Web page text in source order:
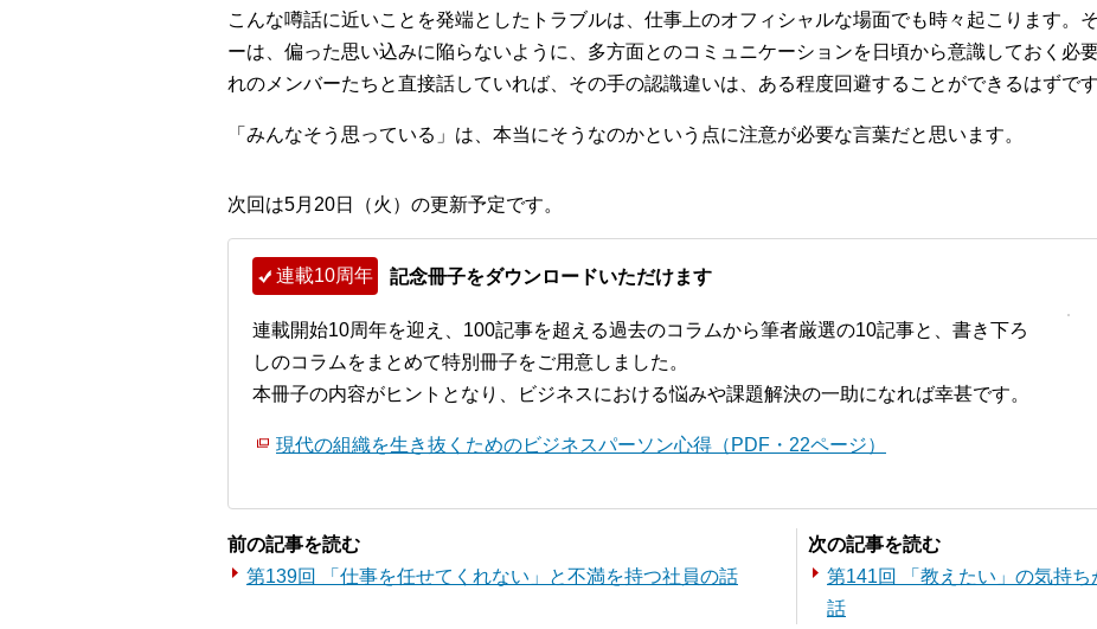
こんな噂話に近いことを発端としたトラブルは、仕事上のオフィシャルな場面でも時々起こります。
ーは、偏った思い込みに陥らないように、多方面とのコミュニケーションを日頃から意識しておく必
れのメンバーたちと直接話していれば、その手の認識違いは、ある程度回避することができるはずです
「みんなそう思っている」は、本当にそうなのかという点に注意が必要な言葉だと思います。
次回は5月20日（火）の更新予定です。
連載10周年 記念冊子をダウンロードいただけます
連載開始10周年を迎え、100記事を超える過去のコラムから筆者厳選の10記事と、書き下ろ
しのコラムをまとめて特別冊子をご用意しました。
本冊子の内容がヒントとなり、ビジネスにおける悩みや課題解決の一助になれば幸甚です。
現代の組織を生き抜くためのビジネスパーソン心得（PDF・22ページ）
前の記事を読む
第139回 「仕事を任せてくれない」と不満を持つ社員の話
次の記事を読む
第141回 「教えたい」の気持
話